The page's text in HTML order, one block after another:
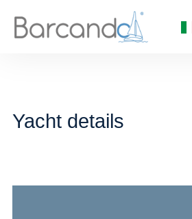
Yacht details